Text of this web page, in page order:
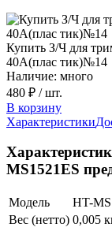
Купить З/Ч для
40А(плас тик)№14
Наличие: много
480 ₽ / шт.
В корзину
Характеристики
MS1521ES
Модель
HT-
Вес (нетто) 0,005